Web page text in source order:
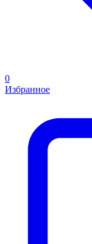
0
Избранное